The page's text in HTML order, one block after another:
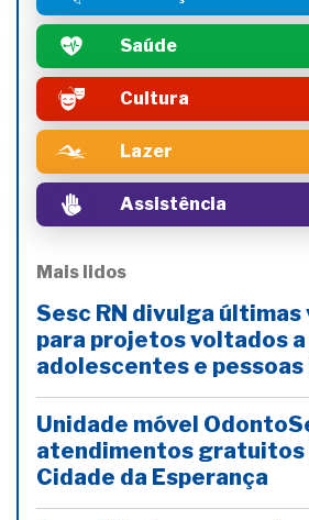
Saúde
Cultura
Lazer
Assistência
Mais lidos
Sesc RN divulga últimas
para projetos voltados
adolescentes e pessoas
Unidade móvel
atendimentos gratuitos
Cidade da Esperança